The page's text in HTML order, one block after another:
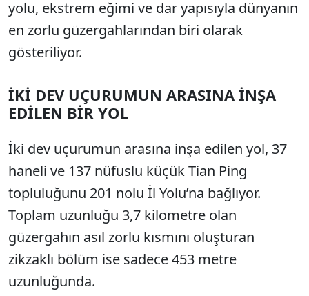
yolu, ekstrem eğimi ve dar yapısıyla dünyanın
en zorlu güzergahlarından biri olarak
gösteriliyor.
İKİ DEV UÇURUMUN ARASINA İNŞA
EDİLEN BİR YOL
İki dev uçurumun arasına inşa edilen yol, 37
haneli ve 137 nüfuslu küçük Tian Ping
topluluğunu 201 nolu İl Yolu’na bağlıyor.
Toplam uzunluğu 3,7 kilometre olan
güzergahın asıl zorlu kısmını oluşturan
zikzaklı bölüm ise sadece 453 metre
uzunluğunda.